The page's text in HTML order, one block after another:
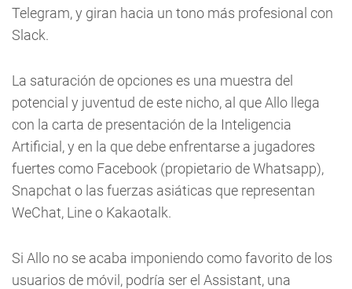
Telegram, y giran hacia un tono más profesional con
Slack.
La saturación de opciones es una muestra del
potencial y juventud de este nicho, al que Allo llega
con la carta de presentación de la Inteligencia
Artificial, y en la que debe enfrentarse a jugadores
fuertes como Facebook (propietario de Whatsapp),
Snapchat o las fuerzas asiáticas que representan
WeChat, Line o Kakaotalk.
Si Allo no se acaba imponiendo como favorito de los
usuarios de móvil, podría ser el Assistant, una